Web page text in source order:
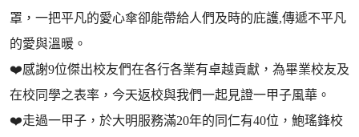
罩，一把平凡的愛心傘卻能帶給人們及時的庇護,傳遞不平凡
的愛與溫暖。
❤️感謝9位傑出校友們在各行各業有卓越貢獻，為畢業校友及
在校同學之表率，今天返校與我們一起見證一甲子風華。
❤️走過一甲子，於大明服務滿20年的同仁有40位，鮑瑤鋒校